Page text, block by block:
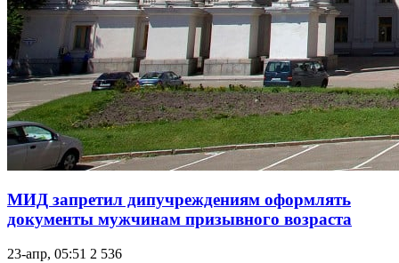
МИД запретил дипучреждениям оформлять
документы мужчинам призывного возраста
23-апр, 05:51 2 536